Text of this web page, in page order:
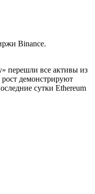
Binance.
перешли все активы из
демонстрируют
сутки Ethereum